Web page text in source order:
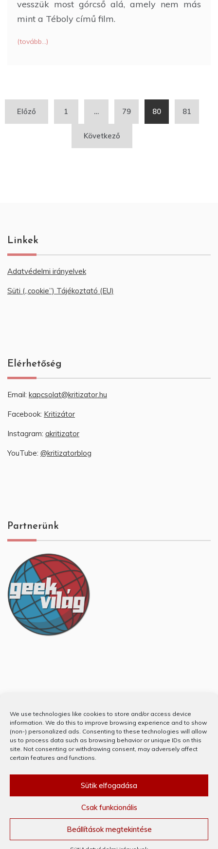
We use technologies like cookies to store and/or access device
information. We do this to improve browsing experience and to show
(non-) personalized ads. Consenting to these technologies will allow
us to process data such as browsing behavior or unique IDs on this
site. Not consenting or withdrawing consent, may adversely affect
certain features and functions.
Sütik elfogadása
Csak funkcionális
Beállítások megtekintése
vesszük most górcső alá, amely nem más
mint a Téboly című film.
(tovább…)
Bejegyzés
navigáció
Előző 1 … 79 80 81
Következő
Linkek
Adatvédelmi irányelvek
Süti („cookie”) Tájékoztató (EU)
Elérhetőség
Email: kapcsolat@kritizator.hu
Facebook: Kritizátor
Instagram: akritizator
YouTube: @kritizatorblog
Partnerünk
Partnerünk
KÖSZÖNJÜK WORDPRESS! © MINDEN JOG FENNTARTVA 2020
THEME: PREFER BYTEMPLATE SELL